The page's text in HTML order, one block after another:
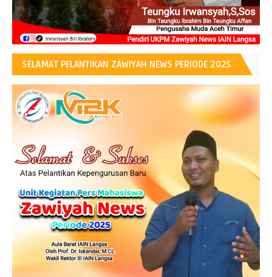
SELAMAT PELANTIKAN ZAWIYAH NEWS PERIODE 2025